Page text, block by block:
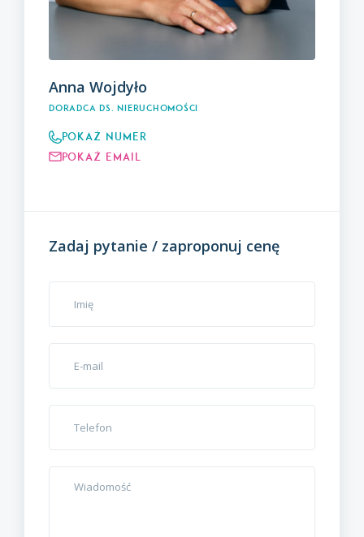
Anna Wojdyło
Doradca ds. Nieruchomości
Pokaż numer
Pokaż email
Zadaj pytanie / zaproponuj cenę